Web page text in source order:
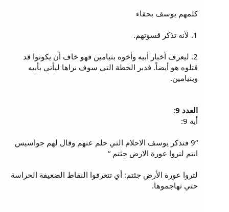
كلمهم يوسف بحفاء
1. لأنه تذكر قسوتهم.
2. ليعرف أخبار أبيه وأخوه بنيامين فهو خاف أن يكونوا قد
قتلوه هو أيضاً. فدبر الخطة التي سوف نراها ليأتي بأبيه
وبنيامين.
العدد 9
:
أية 9:
“9 فتذكر يوسف الاحلام التي حلم عنهم وقال لهم جواسيس
انتم لتروا عورة الارض جئتم “
لتروا عورة الأرض جئتم: أي تتعرفوا النقاط الضعيفة الحراسة
حتي تهاجموها.